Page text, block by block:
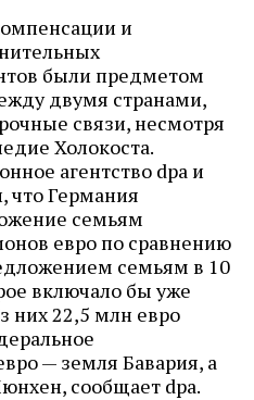
и
были предметом
двумя странами,
связи, несмотря
Холокоста.
агентство dpa и
что Германия
семьям
евро по сравнению
семьям в 10
включало бы уже
них 22,5 млн евро
— земля Бавария, а
сообщает dpa.